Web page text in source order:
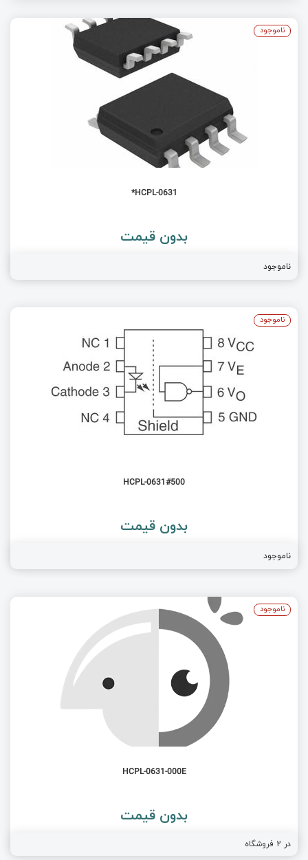
HCPL-0631*
بدون قیمت
ناموجود
ناموجود
HCPL-0631#500
بدون قیمت
ناموجود
ناموجود
HCPL-0631-000E
بدون قیمت
در 2 فروشگاه
ناموجود